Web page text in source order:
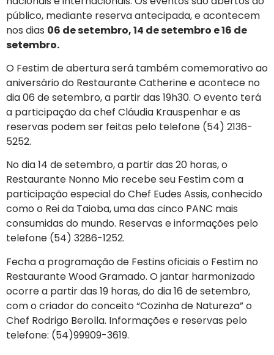
público, mediante reserva antecipada, e acontecem
nos dias 06 de setembro, 14 de setembro e 16 de
setembro.
O Festim de abertura será também comemorativo ao
aniversário do Restaurante Catherine e acontece no
dia 06 de setembro, a partir das 19h30. O evento terá
a participação da chef Cláudia Krauspenhar e as
reservas podem ser feitas pelo telefone (54) 2136-
5252.
No dia 14 de setembro, a partir das 20 horas, o
Restaurante Nonno Mio recebe seu Festim com a
participação especial do Chef Eudes Assis, conhecido
como o Rei da Taioba, uma das cinco PANC mais
consumidas do mundo. Reservas e informações pelo
telefone (54) 3286-1252.
Fecha a programação de Festins oficiais o Festim no
Restaurante Wood Gramado. O jantar harmonizado
ocorre a partir das 19 horas, do dia 16 de setembro,
com o criador do conceito “Cozinha de Natureza” o
Chef Rodrigo Berolla. Informações e reservas pelo
telefone: (54)99909-3619.